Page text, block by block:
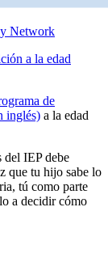
Network
a la edad
de
inglés) a la edad
del IEP debe
que tu hijo sabe lo
tú como parte
a decidir cómo